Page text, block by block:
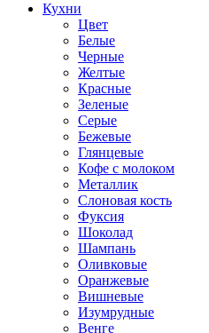
Кухни
Цвет
Белые
Черные
Желтые
Красные
Зеленые
Серые
Бежевые
Глянцевые
Кофе с молоком
Металлик
Слоновая кость
Фуксия
Шоколад
Шампань
Оливковые
Оранжевые
Вишневые
Изумрудные
Венге